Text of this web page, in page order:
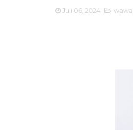
Juli 06, 2024